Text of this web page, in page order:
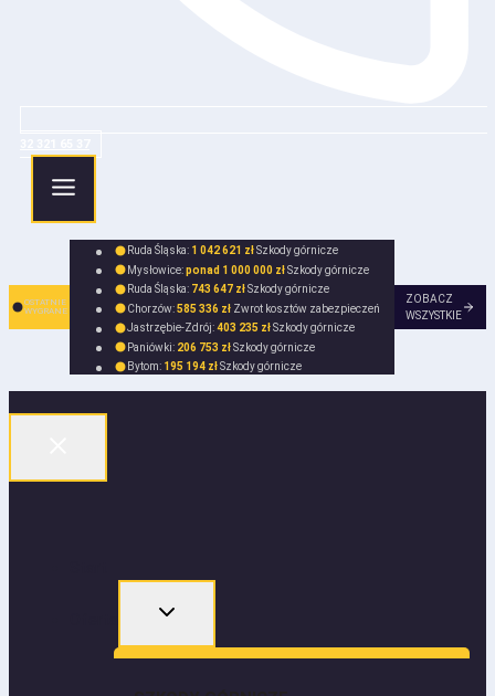
OSTATNIE
WYGRANE
Ruda Śląska: 1 042 621 złSzkody górnicze
Mysłowice:ponad 1 000 000 złSzkody górnicze
Ruda Śląska: 743 647 złSzkody górnicze
Chorzów:585 336 zł Zwrot kosztów zabezpieczeń
Jastrzębie-Zdrój:403 235 złSzkody górnicze
Paniówki: 206 753 złSzkody górnicze
Bytom: 195 194 złSzkody górnicze
ZOBACZ
WSZYSTKIE